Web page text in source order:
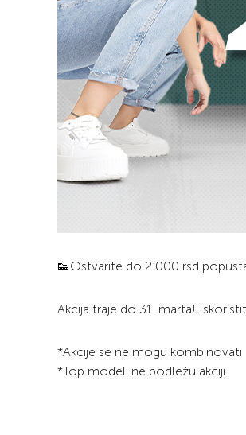
👟Ostvarite do 2.000 rsd
Akcija traje do 31. marta!
*Akcije se ne mogu kombinovati
*Top modeli ne podležu akciji